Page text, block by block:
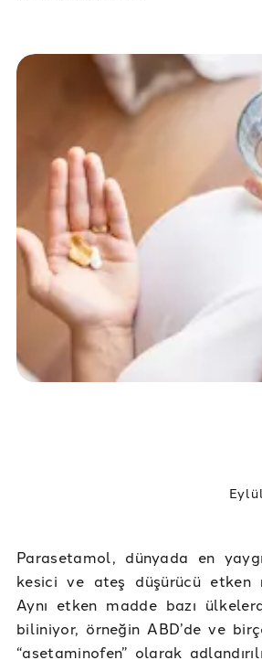
Parasetamol, dünyada en
kesici ve ateş düşürücü etken
Aynı etken madde bazı
biliniyor, örneğin ABD’de ve
“asetaminofen” olarak